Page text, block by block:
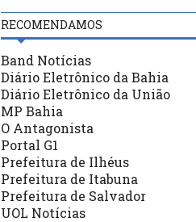
RECOMENDAMOS
Band Notícias
Diário Eletrônico da Bahia
Diário Eletrônico da União
MP Bahia
O Antagonista
Portal G1
Prefeitura de Ilhéus
Prefeitura de Itabuna
Prefeitura de Salvador
UOL Notícias